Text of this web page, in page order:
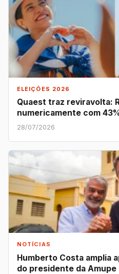
ELEIÇÕES 2026
Quaest traz reviravolta:
numericamente com
28/07/2026
NOTÍCIAS
Humberto Costa amplia
do presidente da Amupe